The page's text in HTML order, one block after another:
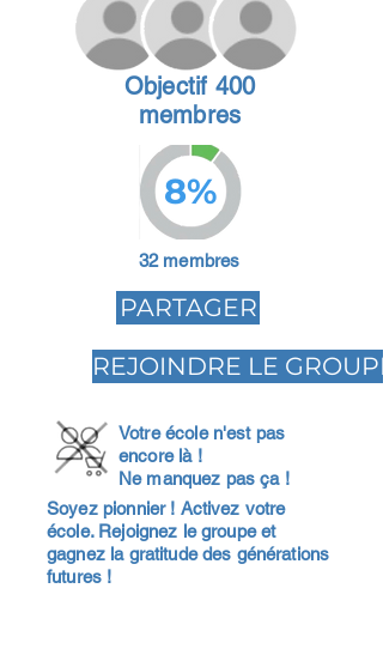
Objectif 400
membres
8%
32 membres
PARTAGER
REJOINDRE LE GROUPE
Votre école n'est pas
encore là !
Ne manquez pas ça !
Soyez pionnier ! Activez votre
école. Rejoignez le groupe et
gagnez la gratitude des générations
futures !